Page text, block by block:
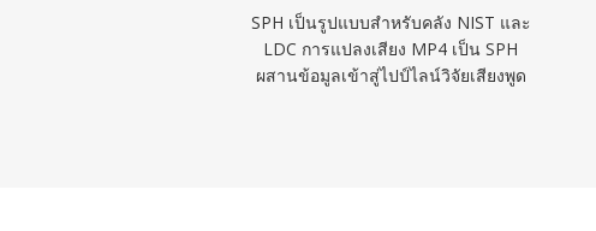
SPH เป็นรูปแบบสำหรับคลัง NIST และ
LDC การแปลงเสียง MP4 เป็น SPH
ผสานข้อมูลเข้าสู่ไปป์ไลน์วิจัยเสียงพูด